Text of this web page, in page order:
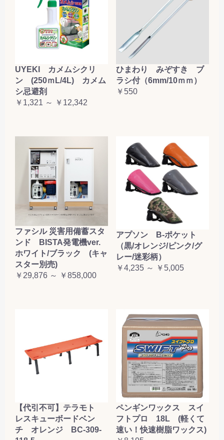
お買い物を続ける カートへ進む
UYEKI カメムシクリ
ン (250ｍL/4L) カメム
シ忌避剤
￥1,321 ～ ￥12,342
ひまわり みぞすき ブ
ラシ付（6mm/10ｍｍ）
￥550
ファシル 災害用備蓄スタ
ンド BISTA発電機ver.
ホワイト/ブラック (キャ
スター別売)
￥29,876 ～ ￥858,000
アプソン B-ポケット
（黒/オレンジ/ピンク/グ
レー/迷彩柄）
￥4,235 ～ ￥5,005
【代引不可】テラモト
レスキューボードベン
チ オレンジ BC-309-
ペンギンワックス スイ
フトプロ 18L (軽くて
速い！快速樹脂ワックス)